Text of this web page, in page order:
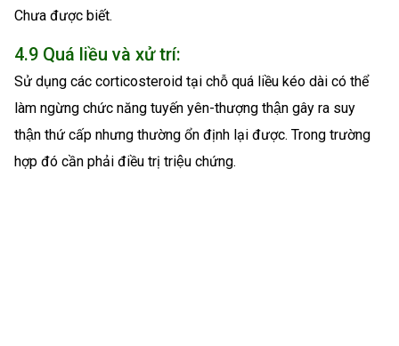
Chưa được biết.
4.9 Quá liều và xử trí:
Sử dụng các corticosteroid tại chỗ quá liều kéo dài có thể
làm ngừng chức năng tuyến yên-thượng thận gây ra suy
thận thứ cấp nhưng thường ổn định lại được. Trong trường
hợp đó cần phải điều trị triệu chứng.